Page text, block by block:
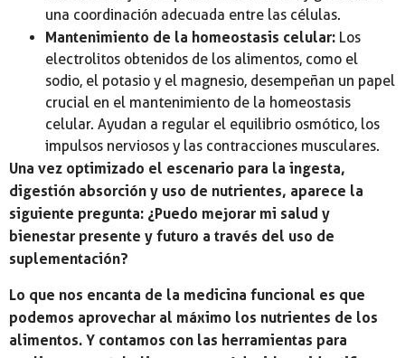
una coordinación adecuada entre las células.
Mantenimiento de la homeostasis celular: Los
electrolitos obtenidos de los alimentos, como el
sodio, el potasio y el magnesio, desempeñan un papel
crucial en el mantenimiento de la homeostasis
celular. Ayudan a regular el equilibrio osmótico, los
impulsos nerviosos y las contracciones musculares.
Una vez optimizado el escenario para la ingesta,
digestión absorción y uso de nutrientes, aparece la
siguiente pregunta: ¿Puedo mejorar mi salud y
bienestar presente y futuro a través del uso de
suplementación?
Lo que nos encanta de la medicina funcional es que
podemos aprovechar al máximo los nutrientes de los
alimentos. Y contamos con las herramientas para